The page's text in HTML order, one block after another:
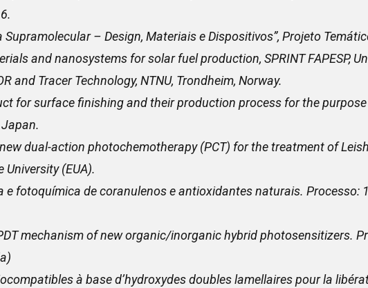
Supramolecular – Design, Materiais e Dispositivos”, Projeto
and nanosystems for solar fuel production, SPRINT FAPESP,
and Tracer Technology, NTNU, Trondheim, Norway.
for surface finishing and their production process for the
dual-action photochemotherapy (PCT) for the treatment of
University (EUA).
e fotoquímica de coranulenos e antioxidantes naturais. Processo:
mechanism of new organic/inorganic hybrid photosensitizers.
à base d’hydroxydes doubles lamellaires pour la